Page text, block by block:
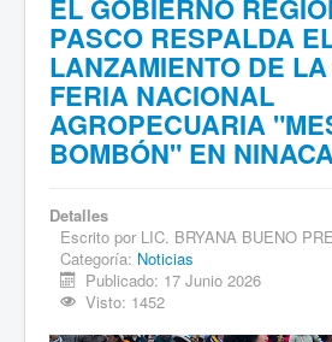
EL GOBIERNO
PASCO RESPALDA
LANZAMIENTO DE
FERIA NACIONAL
AGROPECUARIA
BOMBÓN" EN
Detalles
Escrito por LIC. BRYANA BUENO
Categoría: Noticias
Publicado: 17 Junio 2026
Visto: 1452